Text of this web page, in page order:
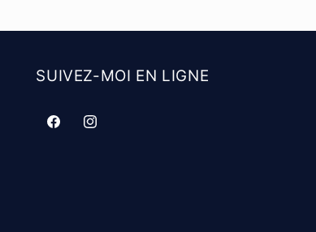
SUIVEZ-MOI EN LIGNE
FacebookInstagram